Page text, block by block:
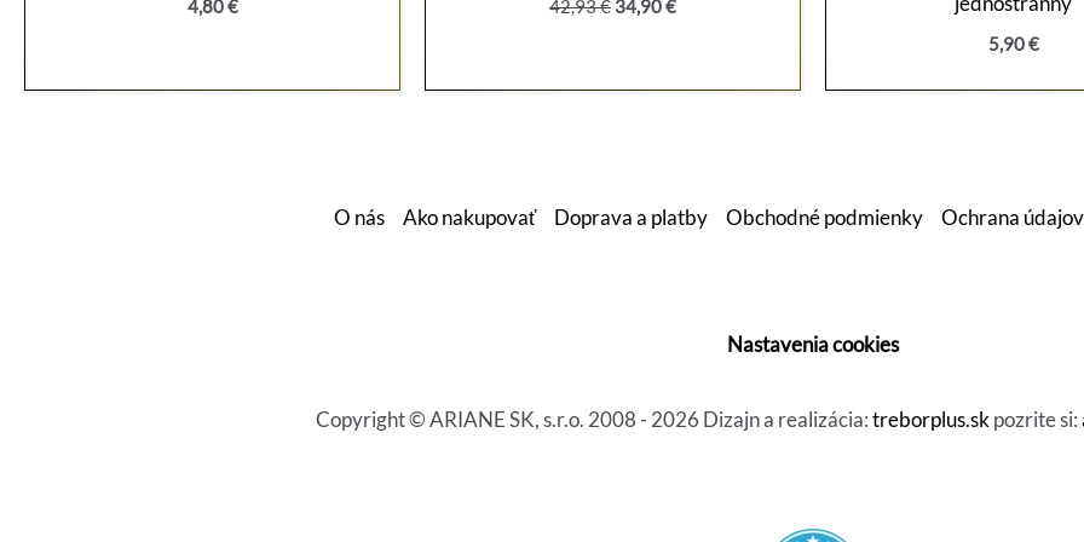
4,80€ 42,93€ 34,90€
5,90€
O nás Ako nakupovať Doprava a platby Obchodné podmienky Ochrana údajov
Nastavenia cookies
Copyright © ARIANE SK, s.r.o. 2008 - 2026 Dizajn a realizácia:treborplus.skpozrite si: